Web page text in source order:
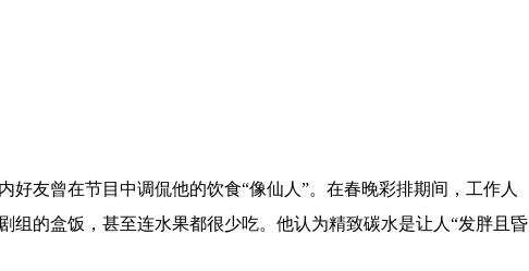
好友曾在节目中调侃他的饮食“像仙人”。在春晚彩排期间，工作人
组的盒饭，甚至连水果都很少吃。他认为精致碳水是让人“发胖且昏